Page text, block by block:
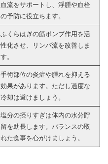
血流をサポートし、浮腫や血栓
の予防に役立ちます。
ふくらはぎの筋ポンプ作用を活
性化させ、リンパ流を改善しま
す。
手術部位の炎症や腫れを抑える
効果があります。ただし過度な
冷却は避けましょう。
塩分の摂りすぎは体内の水分貯
留を助長します。バランスの取
れた食事を心がけましょう。